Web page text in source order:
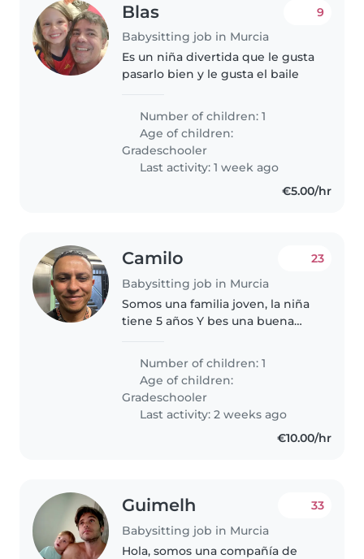
Blas
Babysitting job in Murcia
9
Es un niña divertida que le gusta
pasarlo bien y le gusta el baile
Number of children: 1
Age of children:
Gradeschooler
Last activity: 1 week ago
€5.00/hr
Camilo
Babysitting job in Murcia
23
Somos una familia joven, la niña
tiene 5 años Y bes una buena
es muy activa.
Number of children: 1
Age of children:
Gradeschooler
Last activity: 2 weeks ago
€10.00/hr
Guimelh
Babysitting job in Murcia
33
Hola, somos una compañía de